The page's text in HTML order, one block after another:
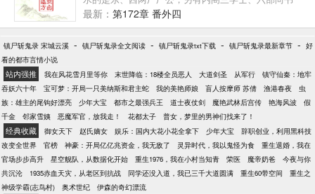
轮班旁听，一众御史言官虎视眈眈，随时准备撸袖
子“以礼服人”，压力当真是非同一般。站在文华殿的讲
台上，杨瓒无语望天，目光明媚而忧伤。苍天在上，
最新： 第172章 番外四
镇尸斩鬼录 宋城云溪 - 镇尸斩鬼录全文阅读 - 镇尸斩鬼录txt下载 - 镇尸斩鬼录最新章节 - 好
看的都市言情小说
站内强推 我在风花雪月里等你 末世降临：18楼全员恶人 大道剑圣 从军行
镇守仙秦：地牢
吞妖六十年
宝可梦：开局一只美纳斯和君主蛇 我的美艳师娘 盲人按摩师 苏倩 渔港春夜
虫
族：雄主的尾钩好漂亮
少年大宝 都市之最强兵王 道士夜仗剑 魔艳武林后宫传 艳海风波
假
千金
邻家雪姨 恶魔军官，放我走！ 花都太子 普女，梦里的男神们找来了！
经典收藏 御女天下 赵氏嫡女 娱乐：国内大花小花全拿下 少年大宝
辞职创业，利用黑科技
改变全世界
官榜 神豪：开局亿亿兆资金，我无敌了 灵异时代，我以鬼怪为食
重生退婚，我在
官场步步高升
星空舰队，从数据化开始 重生1976，我在小村当知青 荣医 魔帝奶爸
今夜与你
共沉沦
1935赤血天灾，从老区到抗战 同学还没入道，我已三千大道圆满 重生60带空间
重生之
神级学霸(志鸟村)
奥术世纪 伊森的奇幻漂流